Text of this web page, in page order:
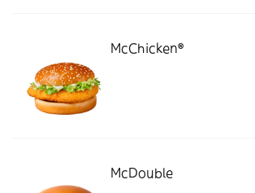
McChicken®
McDouble